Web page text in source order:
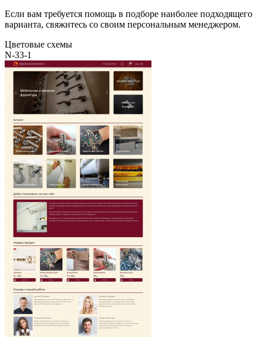
Если вам требуется помощь в подборе наиболее подходящего
варианта, свяжитесь со своим персональным менеджером.
Цветовые схемы
N-33-1